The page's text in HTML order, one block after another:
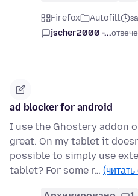
Firefox Autofill
jscher2000 -...
ad blocker for android
I use the Ghostery addon
great. On my tablet it
possible to simply use
tablet? For some r…